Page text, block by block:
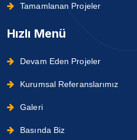
Tamamlanan Projeler
Hızlı Menü
Devam Eden Projeler
Kurumsal Referanslarımız
Galeri
Basında Biz